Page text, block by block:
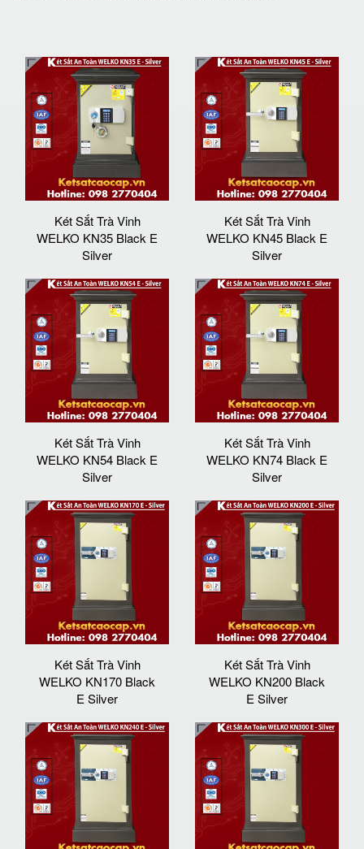
Két Sắt Trà Vinh
WELKO KN35 Black E
Silver
Két Sắt Trà Vinh
WELKO KN45 Black E
Silver
Két Sắt Trà Vinh
WELKO KN54 Black E
Silver
Két Sắt Trà Vinh
WELKO KN74 Black E
Silver
Két Sắt Trà Vinh
WELKO KN170 Black
E Silver
Két Sắt Trà Vinh
WELKO KN200 Black
E Silver